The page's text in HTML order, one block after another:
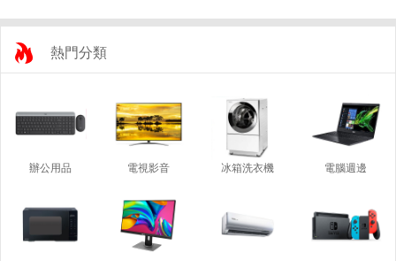
熱門分類
辦公用品 電視影音 冰箱洗衣機 電腦週邊